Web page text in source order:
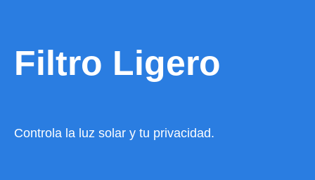
Filtro Ligero
Controla la luz solar y tu privacidad.